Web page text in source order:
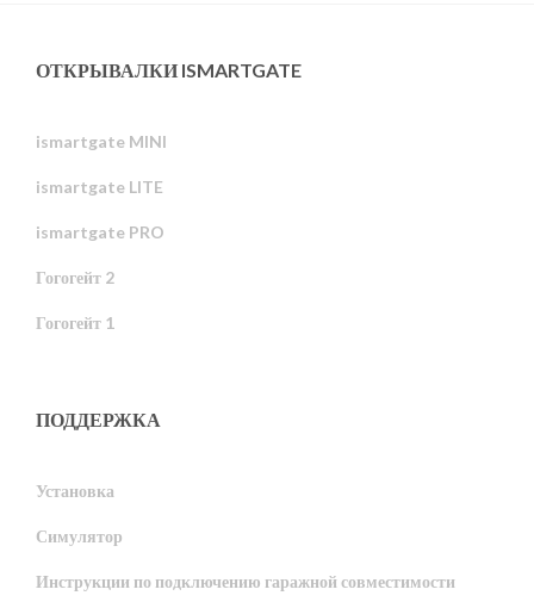
ОТКРЫВАЛКИ ISMARTGATE
ismartgate MINI
ismartgate LITE
ismartgate PRO
Гогогейт 2
Гогогейт 1
ПОДДЕРЖКА
Установка
Симулятор
Инструкции по подключению гаражной совместимости